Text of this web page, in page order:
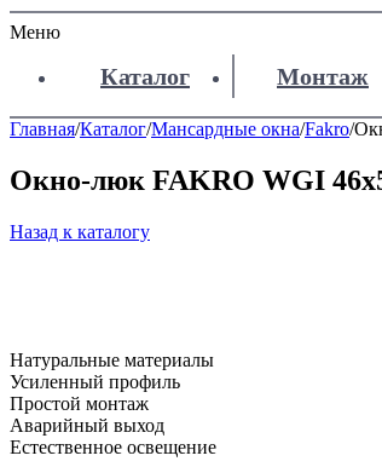
Меню
Каталог Монтаж
Главная/Каталог/Мансардные окна/Fakro/
Окно-люк FAKRO WGI
Назад к каталогу
Натуральные материалы
Усиленный профиль
Простой монтаж
Аварийный выход
Естественное освещение